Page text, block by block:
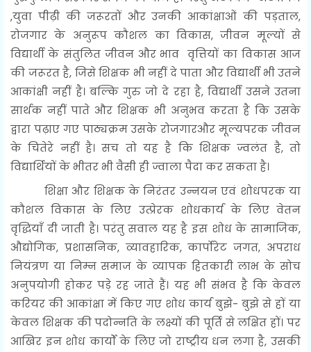
,युवा पीढ़ी की जरूरतों और उनकी आकांक्षाओं की पड़ताल,
रोजगार के अनुरूप कौशल का विकास, जीवन मूल्यों से
विद्यार्थी के संतुलित जीवन और भाव वृत्तियों का विकास आज
की जरूरत है, जिसे शिक्षक भी नहीं दे पाता और विद्यार्थी भी उतने
आकांक्षी नहीं है। बल्कि गुरु जो दे रहा है, विद्यार्थी उसने उतना
सार्थक नहीं पाते और शिक्षक भी अनुभव करता है कि उसके
द्वारा पढ़ाए गए पाठ्यक्रम उसके रोजगारऔर मूल्यपरक जीवन
के चितेरे नहीं है। सच तो यह है कि शिक्षक ज्वलंत है, तो
विद्यार्थियों के भीतर भी वैसी ही ज्वाला पैदा कर सकता है।
शिक्षा और शिक्षक के निरंतर उन्नयन एवं शोधपरक या
कौशल विकास के लिए उत्प्रेरक शोधकार्य के लिए वेतन
वृद्धियाँ दी जाती है। परंतु सवाल यह है इस शोध के सामाजिक,
औद्योगिक, प्रशासनिक, व्यावहारिक, कार्पोरेट जगत, अपराध
नियंत्रण या निम्न समाज के व्यापक हितकारी लाभ के सोच
अनुपयोगी होकर पड़े रह जाते हैं। यह भी संभव है कि केवल
करियर की आकांक्षा में किए गए शोध कार्य बुझे- बुझे से हों या
केवल शिक्षक की पदोन्नति के लक्ष्यों की पूर्ति से लक्षित हों। पर
आखिर इन शोध कार्यों के लिए जो राष्ट्रीय धन लगा है, उसकी